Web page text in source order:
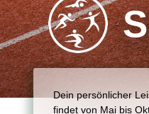
Dein persönlicher
findet von Mai bis